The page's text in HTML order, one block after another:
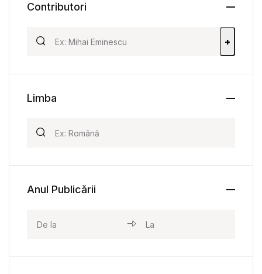
Contributori
+
Limba
Anul Publicării